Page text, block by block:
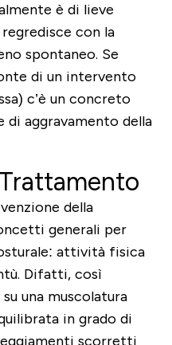
è di lieve
con la
spontaneo. Se
di un intervento
c’è un concreto
di aggravamento della
della
generali per
attività fisica
Difatti, così
una muscolatura
in grado di
scorretti